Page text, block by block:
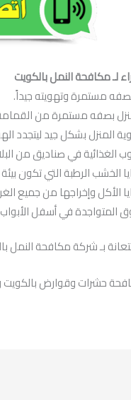
لـ مكافحة النمل بالكويت
مستمرة وتهويته جيداً.
بصفه مستمرة من القمامة
المنزل بشكل جيد ليتجدد
الغذائية في صناديق من
الخشب الرطبة التي تكون
الأكل وإخراجها من جميع
في أسفل الأبواب
بـ شركة مكافحة
حشرات وقوارض